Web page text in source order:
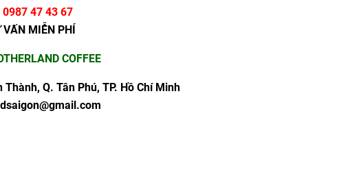
0987 47 43 67
MIỄN PHÍ
COFFEE
Q. Tân Phú, TP. Hồ Chí Minh